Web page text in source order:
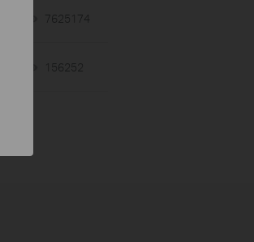
7625174
156252